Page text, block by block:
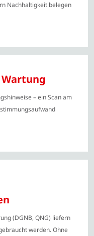
Nachhaltigkeit belegen
Wartung
– ein Scan am
(DGNB, QNG) liefern
werden. Ohne